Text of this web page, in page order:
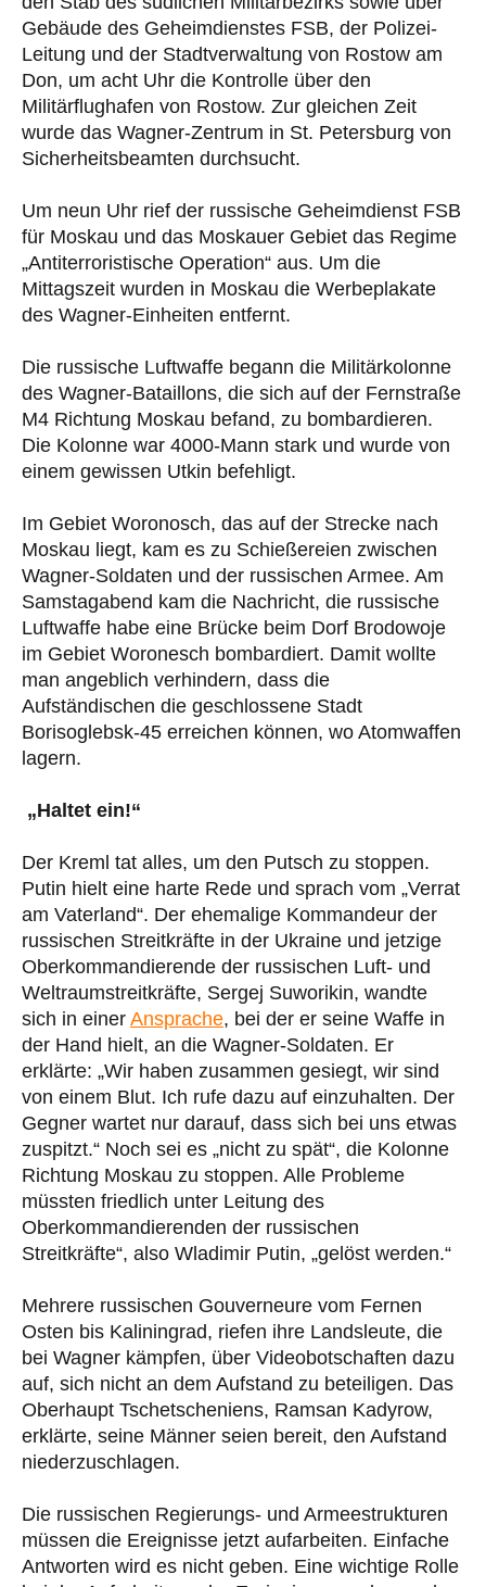
Gebäude des Geheimdienstes FSB, der Polizei-
Leitung und der Stadtverwaltung von Rostow am
Don, um acht Uhr die Kontrolle über den
Militärflughafen von Rostow. Zur gleichen Zeit
wurde das Wagner-Zentrum in St. Petersburg von
Sicherheitsbeamten durchsucht.
Um neun Uhr rief der russische Geheimdienst FSB
für Moskau und das Moskauer Gebiet das Regime
„Antiterroristische Operation“ aus. Um die
Mittagszeit wurden in Moskau die Werbeplakate
des Wagner-Einheiten entfernt.
Die russische Luftwaffe begann die Militärkolonne
des Wagner-Bataillons, die sich auf der Fernstraße
M4 Richtung Moskau befand, zu bombardieren.
Die Kolonne war 4000-Mann stark und wurde von
einem gewissen Utkin befehligt.
Im Gebiet Woronosch, das auf der Strecke nach
Moskau liegt, kam es zu Schießereien zwischen
Wagner-Soldaten und der russischen Armee. Am
Samstagabend kam die Nachricht, die russische
Luftwaffe habe eine Brücke beim Dorf Brodowoje
im Gebiet Woronesch bombardiert. Damit wollte
man angeblich verhindern, dass die
Aufständischen die geschlossene Stadt
Borisoglebsk-45 erreichen können, wo Atomwaffen
lagern.
„Haltet ein!“
Der Kreml tat alles, um den Putsch zu stoppen.
Putin hielt eine harte Rede und sprach vom „Verrat
am Vaterland“. Der ehemalige Kommandeur der
russischen Streitkräfte in der Ukraine und jetzige
Oberkommandierende der russischen Luft- und
Weltraumstreitkräfte, Sergej Suworikin, wandte
sich in einer Ansprache, bei der er seine Waffe in
der Hand hielt, an die Wagner-Soldaten. Er
erklärte: „Wir haben zusammen gesiegt, wir sind
von einem Blut. Ich rufe dazu auf einzuhalten. Der
Gegner wartet nur darauf, dass sich bei uns etwas
zuspitzt.“ Noch sei es „nicht zu spät“, die Kolonne
Richtung Moskau zu stoppen. Alle Probleme
müssten friedlich unter Leitung des
Oberkommandierenden der russischen
Streitkräfte“, also Wladimir Putin, „gelöst werden.“
Mehrere russischen Gouverneure vom Fernen
Osten bis Kaliningrad, riefen ihre Landsleute, die
bei Wagner kämpfen, über Videobotschaften dazu
auf, sich nicht an dem Aufstand zu beteiligen. Das
Oberhaupt Tschetscheniens, Ramsan Kadyrow,
erklärte, seine Männer seien bereit, den Aufstand
niederzuschlagen.
Die russischen Regierungs- und Armeestrukturen
müssen die Ereignisse jetzt aufarbeiten. Einfache
Antworten wird es nicht geben. Eine wichtige Rolle